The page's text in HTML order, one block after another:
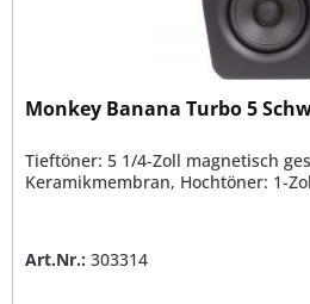
Monkey Banana Turbo 5
Tieftöner: 5 1/4-Zoll magnetisch
Keramikmembran, Hochtöner: 1-
Art.Nr.: 303314